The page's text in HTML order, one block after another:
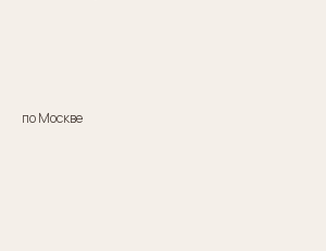
по Москве